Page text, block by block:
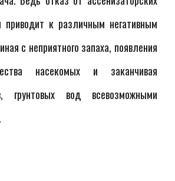
приводит к различным негативным
с неприятного запаха, появления
насекомых и заканчивая
грунтовых вод всевозможными